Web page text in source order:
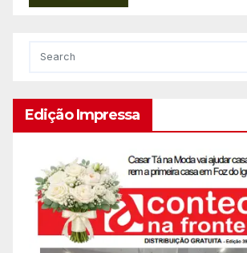
Edição Impressa